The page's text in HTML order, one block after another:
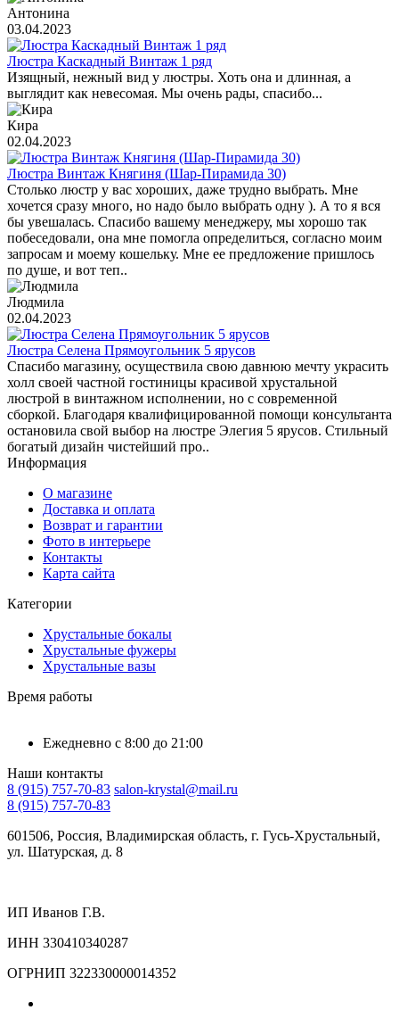
Антонина
03.04.2023
Люстра Каскадный Винтаж 1 ряд
Изящный, нежный вид у люстры. Хоть она и длинная, а
выглядит как невесомая. Мы очень рады, спасибо...
Кира
02.04.2023
Люстра Винтаж Княгиня (Шар-Пирамида 30)
Столько люстр у вас хороших, даже трудно выбрать. Мне
хочется сразу много, но надо было выбрать одну ). А то я вся
бы увешалась. Спасибо вашему менеджеру, мы хорошо так
побеседовали, она мне помогла определиться, согласно моим
запросам и моему кошельку. Мне ее предложение пришлось
по душе, и вот теп..
Людмила
02.04.2023
Люстра Селена Прямоугольник 5 ярусов
Спасибо магазину, осуществила свою давнюю мечту украсить
холл своей частной гостиницы красивой хрустальной
люстрой в винтажном исполнении, но с современной
сборкой. Благодаря квалифицированной помощи консультанта
остановила свой выбор на люстре Элегия 5 ярусов. Стильный
богатый дизайн чистейший про..
Информация
О магазине
Доставка и оплата
Возврат и гарантии
Фото в интерьере
Контакты
Карта сайта
Категории
Хрустальные бокалы
Хрустальные фужеры
Хрустальные вазы
Время работы
Ежедневно с 8:00 до 21:00
Наши контакты
8 (915) 757-70-83 salon-krystal@mail.ru
8 (915) 757-70-83
601506, Россия, Владимирская область, г. Гусь-Хрустальный,
ул. Шатурская, д. 8
ИП Иванов Г.В.
ИНН 330410340287
ОГРНИП 322330000014352